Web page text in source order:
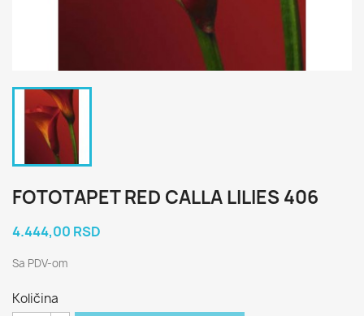
FOTOTAPET RED CALLA LILIES 406
4.444,00 RSD
Sa PDV-om
Količina